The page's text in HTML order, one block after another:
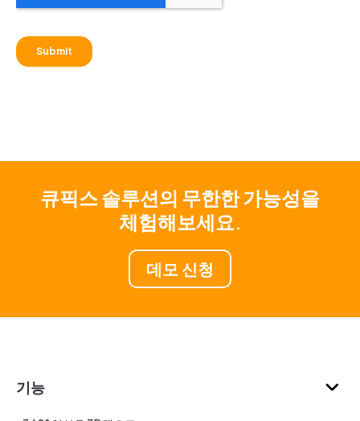
큐픽스 솔루션의 무한한 가능성을
체험해보세요.
데모 신청
기능